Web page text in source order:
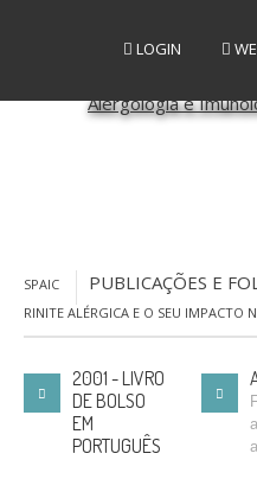
LOGIN
SPAIC PUBLICAÇÕES E
RINITE ALÉRGICA E O SEU IMPACTO
2001 - LIVRO
DE BOLSO
EM
PORTUGUÊS